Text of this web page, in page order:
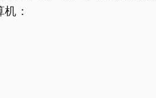
：